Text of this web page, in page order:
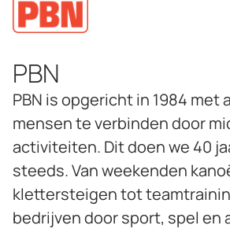
PBN
PBN is opgericht in 1984 met
mensen te verbinden door
activiteiten. Dit doen we 40
steeds. Van weekenden
klettersteigen tot
bedrijven door sport, spel en